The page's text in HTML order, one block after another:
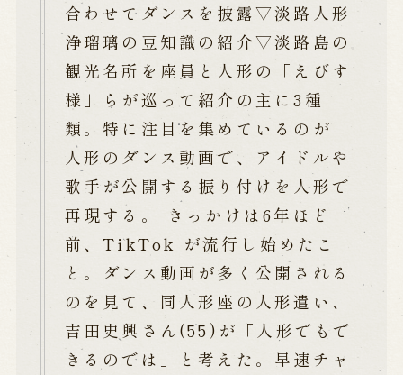
合わせてダンスを披露▽淡路人形
浄瑠璃の豆知識の紹介▽淡路島の
観光名所を座員と人形の「えびす
様」らが巡って紹介の主に3種
類。特に注目を集めているのが
人形のダンス動画で、アイドルや
歌手が公開する振り付けを人形で
再現する。 きっかけは6年ほど
前、TikTok が流行し始めたこ
と。ダンス動画が多く公開される
のを見て、同人形座の人形遣い、
吉田史興さん(55)が「人形でもで
きるのでは」と考えた。早速チャ